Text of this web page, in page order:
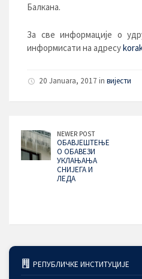
Балкана.
За све информације о
информисати на адресу
20 Januara, 2017 in вијести
NEWER POST
ОБАВJЕШТЕЊЕ
О ОБАВЕЗИ
УКЛАЊАЊА
СНИЈЕГА И
ЛЕДА
РЕПУБЛИЧКЕ ИНСТИТУЦИЈЕ